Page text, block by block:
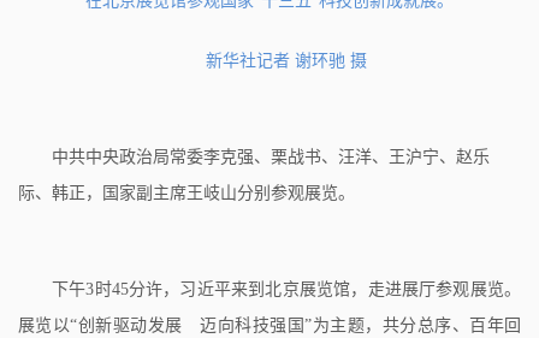
新华社记者 谢环驰 摄
中共中央政治局常委李克强、栗战书、汪洋、王沪宁、赵乐
际、韩正，国家副主席王岐山分别参观展览。
下午3时45分许，习近平来到北京展览馆，走进展厅参观展览。
展览以“创新驱动发展 迈向科技强国”为主题，共分总序、百年回